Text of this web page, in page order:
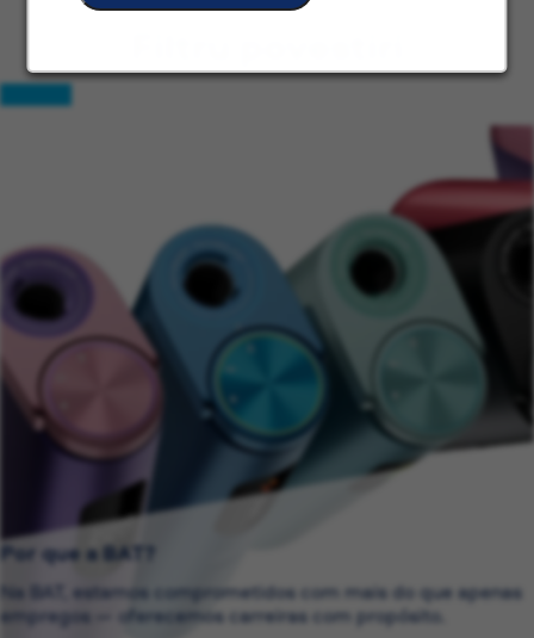
Por que a BAT?
Na BAT, estamos comprometidos com mais do que apenas
empregos — oferecemos carreiras com propósito.